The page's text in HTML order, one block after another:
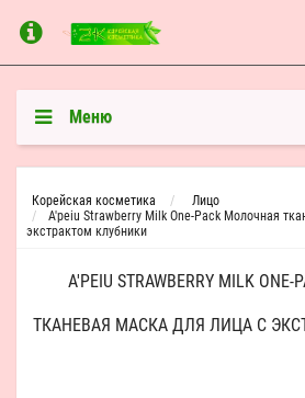
Меню
Корейская косметика
Лицо
A'peiu Strawberry Milk One-Pack Молочная
экстрактом клубники
A'PEIU STRAWBERRY MILK
ТКАНЕВАЯ МАСКА ДЛЯ ЛИЦА С